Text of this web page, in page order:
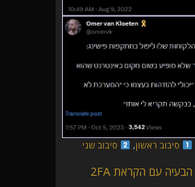
סיבוב ראשון, סיבוב שני
הבעיה עם הקראת 2FA